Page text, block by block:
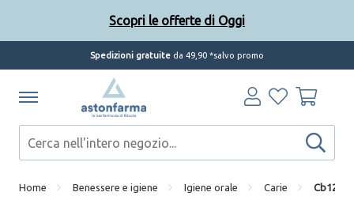
Spedizioni gratuite da 49,90 *salvo promo
Home Benessere e igiene Igiene orale Carie Cb12
Scopri le offerte di Oggi
Scopri le offerte di Oggi